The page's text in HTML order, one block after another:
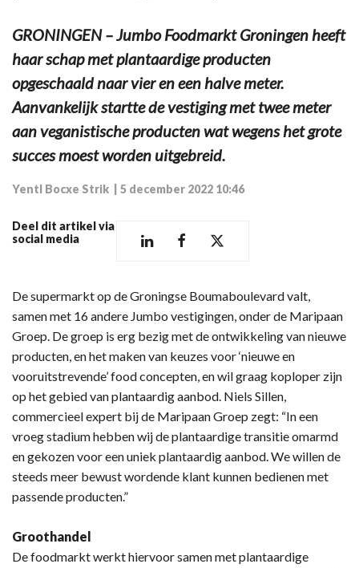
GRONINGEN – Jumbo Foodmarkt Groningen heeft
haar schap met plantaardige producten
opgeschaald naar vier en een halve meter.
Aanvankelijk startte de vestiging met twee meter
aan veganistische producten wat wegens het grote
succes moest worden uitgebreid.
Yentl Bocxe Strik 5 december 2022 10:46
Deel dit artikel via
social media
De supermarkt op de Groningse Boumaboulevard valt,
samen met 16 andere Jumbo vestigingen, onder de Maripaan
Groep. De groep is erg bezig met de ontwikkeling van nieuwe
producten, en het maken van keuzes voor ‘nieuwe en
vooruitstrevende’ food concepten, en wil graag koploper zijn
op het gebied van plantaardig aanbod. Niels Sillen,
commercieel expert bij de Maripaan Groep zegt: “In een
vroeg stadium hebben wij de plantaardige transitie omarmd
en gekozen voor een uniek plantaardig aanbod. We willen de
steeds meer bewust wordende klant kunnen bedienen met
passende producten.”
Groothandel
De foodmarkt werkt hiervoor samen met plantaardige